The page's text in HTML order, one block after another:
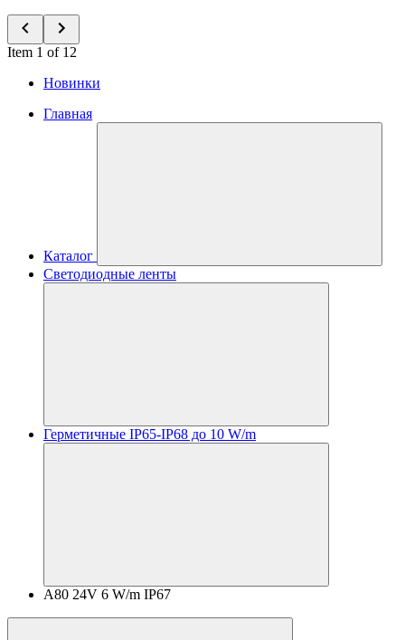
Item 1 of 12
Новинки
Главная
Каталог
Светодиодные ленты
Герметичные IP65-IP68 до 10 W/m
A80 24V 6 W/m IP67